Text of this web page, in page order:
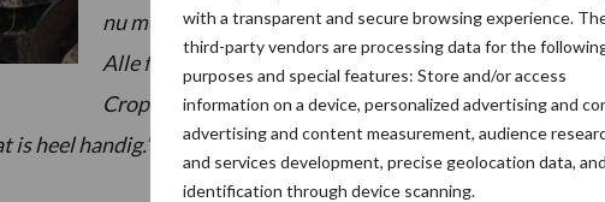
with a transparent and secure browsing experience.
third-party vendors are processing data for the
purposes and special features: Store and/or access
information on a device, personalized advertising and
advertising and content measurement, audience
and services development, precise geolocation data, and
identification through device scanning.
nu met mijn GSM , ’s avonds heb ik geen bijkomend
Alle fyto werd al ‘te velde’ ingevuld.” De fytocontrole
CropVision attendeert op overgebruik en
is heel handig.”